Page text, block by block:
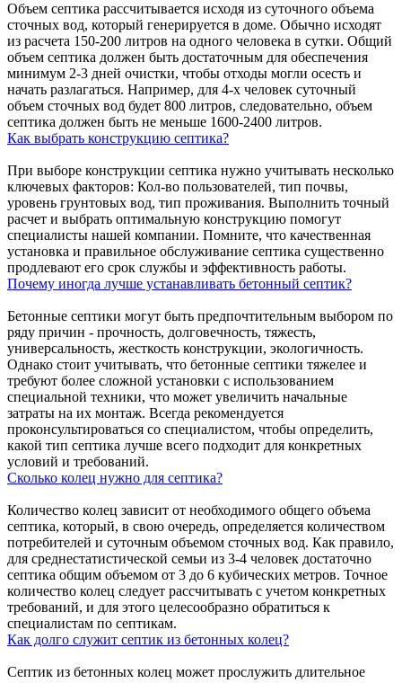
Объем септика рассчитывается исходя из суточного объема
сточных вод, который генерируется в доме. Обычно исходят
из расчета 150-200 литров на одного человека в сутки. Общий
объем септика должен быть достаточным для обеспечения
минимум 2-3 дней очистки, чтобы отходы могли осесть и
начать разлагаться. Например, для 4-х человек суточный
объем сточных вод будет 800 литров, следовательно, объем
септика должен быть не меньше 1600-2400 литров.
Как выбрать конструкцию септика?
При выборе конструкции септика нужно учитывать несколько
ключевых факторов: Кол-во пользователей, тип почвы,
уровень грунтовых вод, тип проживания. Выполнить точный
расчет и выбрать оптимальную конструкцию помогут
специалисты нашей компании. Помните, что качественная
установка и правильное обслуживание септика существенно
продлевают его срок службы и эффективность работы.
Почему иногда лучше устанавливать бетонный септик?
Бетонные септики могут быть предпочтительным выбором по
ряду причин - прочность, долговечность, тяжесть,
универсальность, жесткость конструкции, экологичность.
Однако стоит учитывать, что бетонные септики тяжелее и
требуют более сложной установки с использованием
специальной техники, что может увеличить начальные
затраты на их монтаж. Всегда рекомендуется
проконсультироваться со специалистом, чтобы определить,
какой тип септика лучше всего подходит для конкретных
условий и требований.
Сколько колец нужно для септика?
Количество колец зависит от необходимого общего объема
септика, который, в свою очередь, определяется количеством
потребителей и суточным объемом сточных вод. Как правило,
для среднестатистической семьи из 3-4 человек достаточно
септика общим объемом от 3 до 6 кубических метров. Точное
количество колец следует рассчитывать с учетом конкретных
требований, и для этого целесообразно обратиться к
специалистам по септикам.
Как долго служит септик из бетонных колец?
Септик из бетонных колец может прослужить длительное